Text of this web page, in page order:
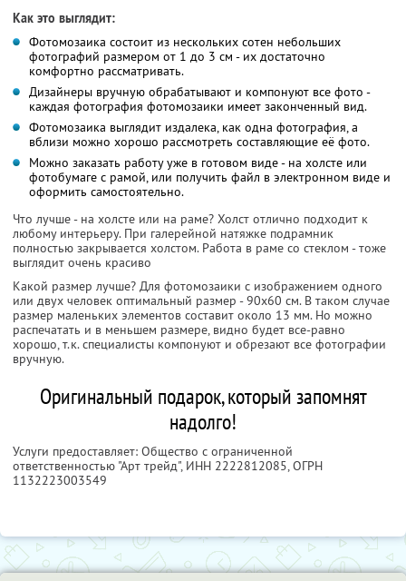
Как это выглядит:
Фотомозаика состоит из нескольких сотен небольших
фотографий размером от 1 до 3 см - их достаточно
комфортно рассматривать.
Дизайнеры вручную обрабатывают и компонуют все фото -
каждая фотография фотомозаики имеет законченный вид.
Фотомозаика выглядит издалека, как одна фотография, а
вблизи можно хорошо рассмотреть составляющие её фото.
Можно заказать работу уже в готовом виде - на холсте или
фотобумаге с рамой, или получить файл в электронном виде и
оформить самостоятельно.
Что лучше - на холсте или на раме? Холст отлично подходит к
любому интерьеру. При галерейной натяжке подрамник
полностью закрывается холстом. Работа в раме со стеклом - тоже
выглядит очень красиво
Какой размер лучше? Для фотомозаики с изображением одного
или двух человек оптимальный размер - 90х60 см. В таком случае
размер маленьких элементов составит около 13 мм. Но можно
распечатать и в меньшем размере, видно будет все-равно
хорошо, т.к. специалисты компонуют и обрезают все фотографии
вручную.
Оригинальный подарок, который запомнят
надолго!
Услуги предоставляет: Общество с ограниченной
ответственностью "Арт трейд", ИНН 2222812085, ОГРН
1132223003549